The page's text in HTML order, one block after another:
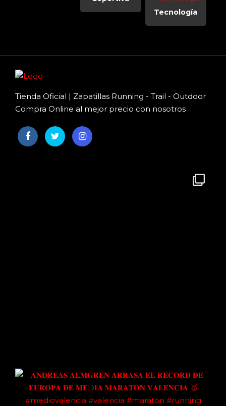
Tecnología
Tienda Oficial | Zapatillas Running - Trail - Outdoor
Compra Online al mejor precio con nosotros